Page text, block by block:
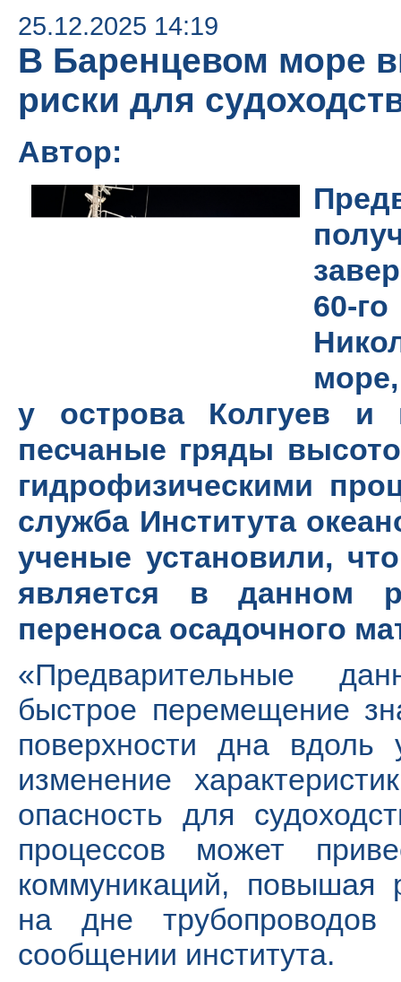
25.12.2025 14:19
В Баренцевом море
риски для
Автор:
60-
у острова Колгуев и
песчаные гряды
гидрофизическими
служба Института
ученые установили,
является в данном
переноса осадочного
«Предварительные
быстрое перемещение
поверхности дна
изменение
опасность для
процессов может
коммуникаций, повышая
на дне
сообщении института.